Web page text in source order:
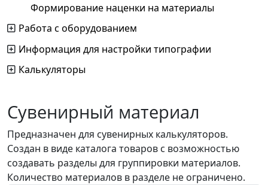
Формирование наценки на материалы
Работа с оборудованием
Информация для настройки типографии
Калькуляторы
Сувенирный материал
Предназначен для сувенирных калькуляторов.
Создан в виде каталога товаров с возможностью
создавать разделы для группировки материалов.
Количество материалов в разделе не ограничено.